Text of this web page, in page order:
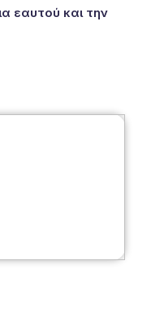
εαυτού και την